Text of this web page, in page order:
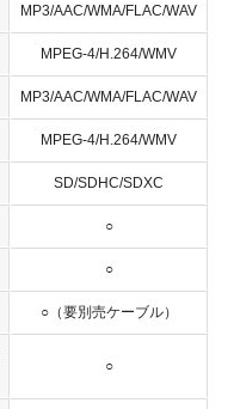
MP3/AAC/WMA/FLAC/WAV
MPEG-4/H.264/WMV
MP3/AAC/WMA/FLAC/WAV
MPEG-4/H.264/WMV
SD/SDHC/SDXC
○
○
○（要別売ケーブル）
○